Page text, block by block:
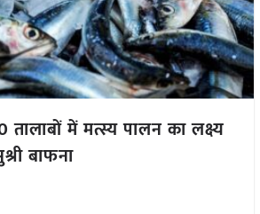
तालाबों में मत्स्य पालन का लक्ष्य
बाफना